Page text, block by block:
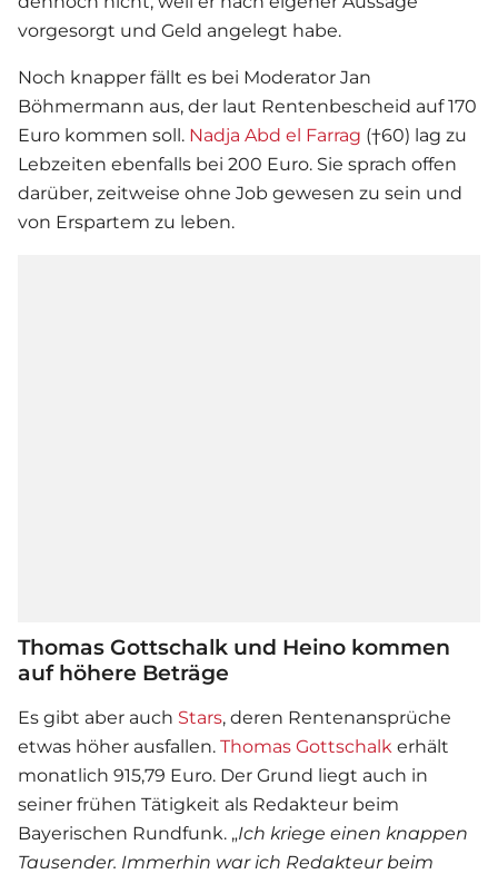
vorgesorgt und Geld angelegt habe.
Noch knapper fällt es bei Moderator Jan
Böhmermann aus, der laut Rentenbescheid auf 170
Euro kommen soll. Nadja Abd el Farrag (†60) lag zu
Lebzeiten ebenfalls bei 200 Euro. Sie sprach offen
darüber, zeitweise ohne Job gewesen zu sein und
von Erspartem zu leben.
Thomas Gottschalk und Heino kommen
auf höhere Beträge
Es gibt aber auch Stars, deren Rentenansprüche
etwas höher ausfallen. Thomas Gottschalk erhält
monatlich 915,79 Euro. Der Grund liegt auch in
seiner frühen Tätigkeit als Redakteur beim
Bayerischen Rundfunk. „Ich kriege einen knappen
Tausender. Immerhin war ich Redakteur beim